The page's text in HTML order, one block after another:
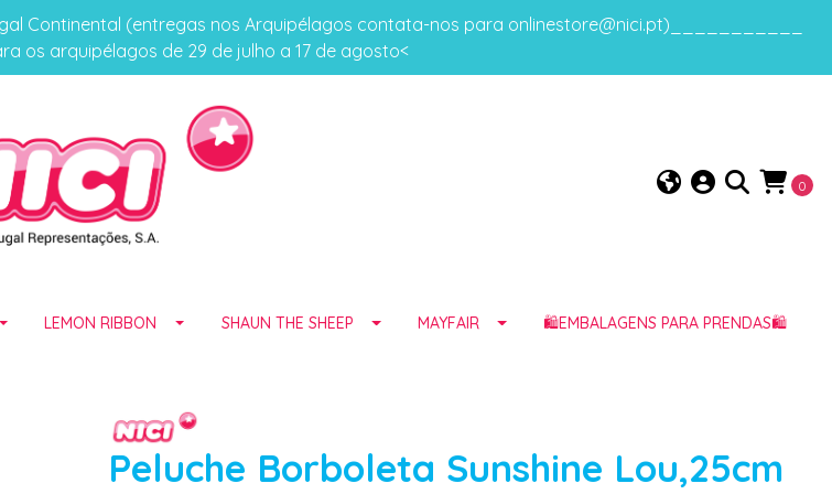
Continental (entregas nos Arquipélagos contata-nos para onlinestore@nici.pt)___________
os arquipélagos de 29 de julho a 17 de agosto<
0
LEMON RIBBON SHAUN THE SHEEP MAYFAIR 🛍️EMBALAGENS PARA PRENDAS🛍️
Peluche Borboleta Sunshine Lou,25cm